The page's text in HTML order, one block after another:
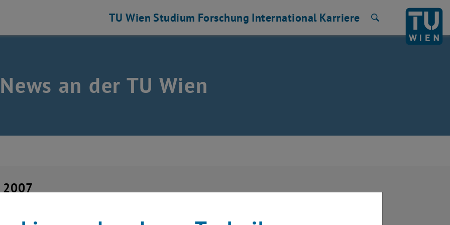
TU Wien Studium Forschung International Karriere
an der TU Wien
2007
Preis der TU an Elektrotechniker